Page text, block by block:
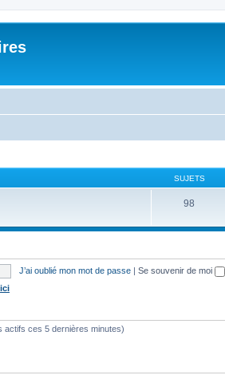
SUJETS
98
J’ai oublié mon mot de passe | Se souvenir de moi
ici
actifs ces 5 dernières minutes)